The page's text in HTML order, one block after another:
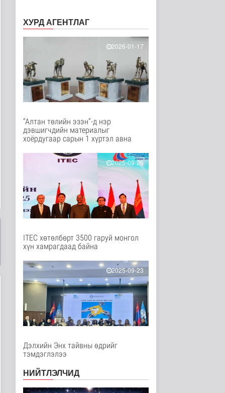
4 цаг 59 минутын өмнө
Төслийн эхний 87 км-
ээс цааш үргэлжлэх
Нийгэм
4 цаг 9 минутын өмнө
Ерөнхий сайд БНХАУ-
аас сар бүр 12-15
Улс төр
4 цаг 15 минутын өмнө
олговрын асуудлыг
хуулийн..
4 цаг 18 минутын өмнө
Бамбай хоншоорт
могойд хатгуулахаас
сэрэмжлээрэй
6 цаг 25 минутын өмнө
эмнэлгийн салбарын
өрсөлдөх чадва..
Нийгэм
7 цаг 34 минутын өмнө
Геологи, хайгуулын
салбарт “Oxus Metals
AI” комп..
7 цаг 49 минутын өмнө
"Нарантуул",
"Дүнжингарав" худ..
Нийгэм
ХУРД АГЕНТЛАГ
2026-01-17
“Алтан төлийн эзэн”-д нэр
дэвшигчдийн материалыг
хоёрдугаар сарын 1 хүртэл авна
2025-09-26
ITEC хөтөлбөрт 3500 гаруй монгол
хүн хамрагдаад байна
2025-09-23
Дэлхийн Энх тайвны өдрийг
тэмдэглэлээ
НИЙТЛЭЛЧИД